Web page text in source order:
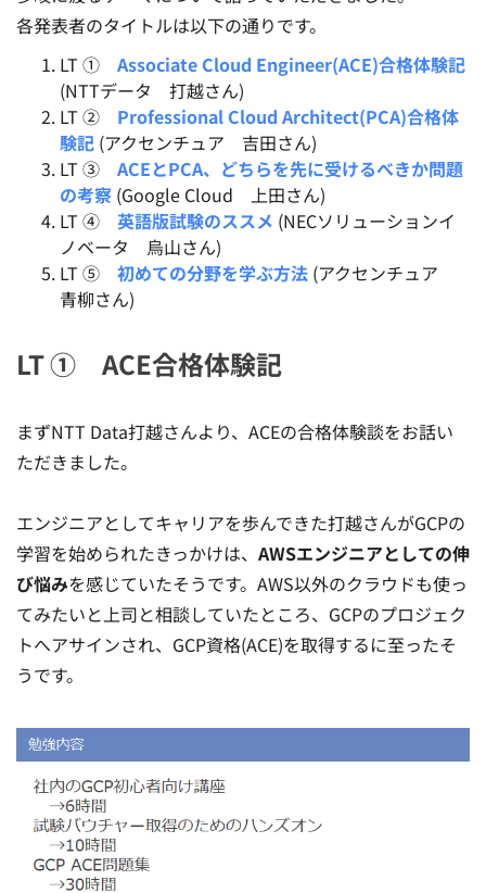
各発表者のタイトルは以下の通りです。
LT ① Associate Cloud Engineer(ACE)合格体験記
(NTTデータ 打越さん)
LT ② Professional Cloud Architect(PCA)合格体
験記 (アクセンチュア 吉田さん)
LT ③ ACEとPCA、どちらを先に受けるべきか問題
の考察 (Google Cloud 上田さん)
LT ④ 英語版試験のススメ (NECソリューションイ
ノベータ 烏山さん)
LT ⑤ 初めての分野を学ぶ方法 (アクセンチュア
青柳さん)
LT ① ACE合格体験記
まずNTT Data打越さんより、ACEの合格体験談をお話い
ただきました。
エンジニアとしてキャリアを歩んできた打越さんがGCPの
学習を始められたきっかけは、 AWSエンジニアとしての伸
び悩みを感じていたそうです。AWS以外のクラウドも使っ
てみたいと上司と相談していたところ、GCPのプロジェク
トへアサインされ、GCP資格(ACE)を取得するに至ったそ
うです。